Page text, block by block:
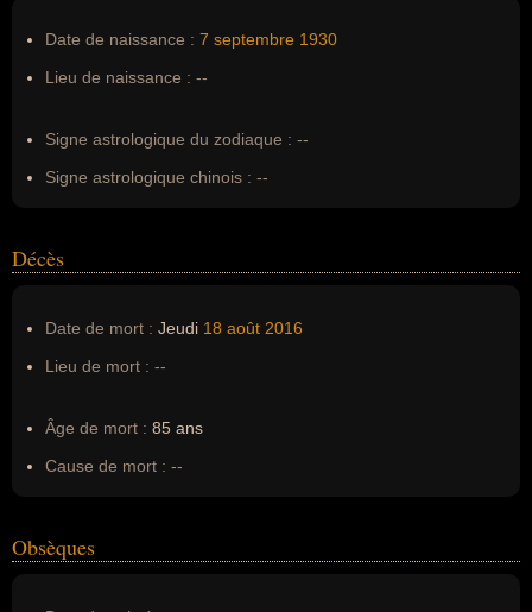
Date de naissance : 7 septembre 1930
Lieu de naissance : --
Signe astrologique du zodiaque : --
Signe astrologique chinois : --
Décès
Date de mort : Jeudi 18 août 2016
Lieu de mort : --
Âge de mort : 85 ans
Cause de mort : --
Obsèques